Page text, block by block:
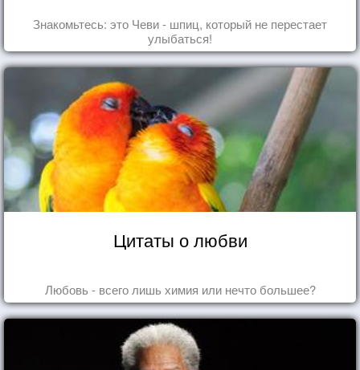
Знакомьтесь: это Чеви - шпиц, который не перестает
улыбаться!
Цитаты о любви
Любовь - всего лишь химия или нечто большее?